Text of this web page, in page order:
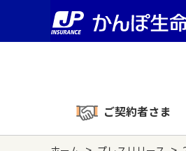
ご契約者さま